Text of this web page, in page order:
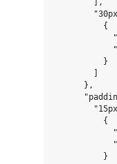
        ],
          {
          }
      },
          {
          }